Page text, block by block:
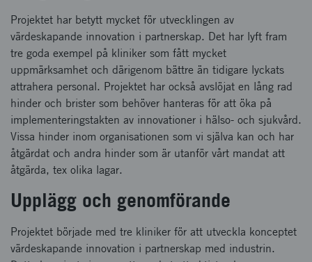
Projektet har betytt mycket för utvecklingen av
värdeskapande innovation i partnerskap. Det har lyft fram
tre goda exempel på kliniker som fått mycket
uppmärksamhet och därigenom bättre än tidigare lyckats
attrahera personal. Projektet har också avslöjat en lång rad
hinder och brister som behöver hanteras för att öka på
implementeringstakten av innovationer i hälso- och sjukvård.
Vissa hinder inom organisationen som vi själva kan och har
åtgärdat och andra hinder som är utanför vårt mandat att
åtgärda, tex olika lagar.
Upplägg och genomförande
Projektet började med tre kliniker för att utveckla konceptet
värdeskapande innovation i partnerskap med industrin.